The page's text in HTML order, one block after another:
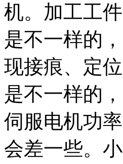
机。加工工
是不一样的
现接痕、定
是不一样的
伺服电机功
会差一些。